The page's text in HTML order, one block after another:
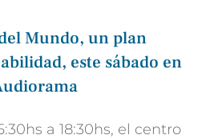
Mundo, un plan
este sábado en
a 18:30hs, el centro